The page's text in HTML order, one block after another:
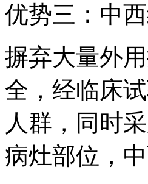
优势三：中
摒弃大量外
全，经临床
人群，同时
病灶部位，